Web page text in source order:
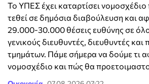
Το ΥΠΕΣ έχει καταρτίσει νομοσχέδιο
τεθεί σε δημόσια διαβούλευση και
29.000-30.000 θέσεις ευθύνης σε
γενικούς διευθυντές, διευθυντές και
τμημάτων. Πάμε σήμερα να δούμε τι
νομοσχέδιο και πώς θα